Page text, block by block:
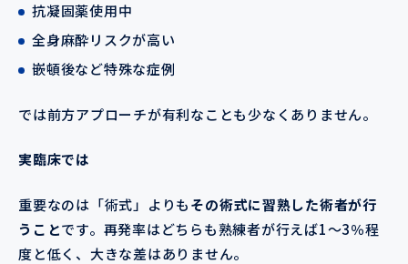
抗凝固薬使用中
全身麻酔リスクが高い
嵌頓後など特殊な症例
では前方アプローチが有利なことも少なくありません。
実臨床では
重要なのは「術式」よりもその術式に習熟した術者が行
うことです。再発率はどちらも熟練者が行えば1～3％程
度と低く、大きな差はありません。